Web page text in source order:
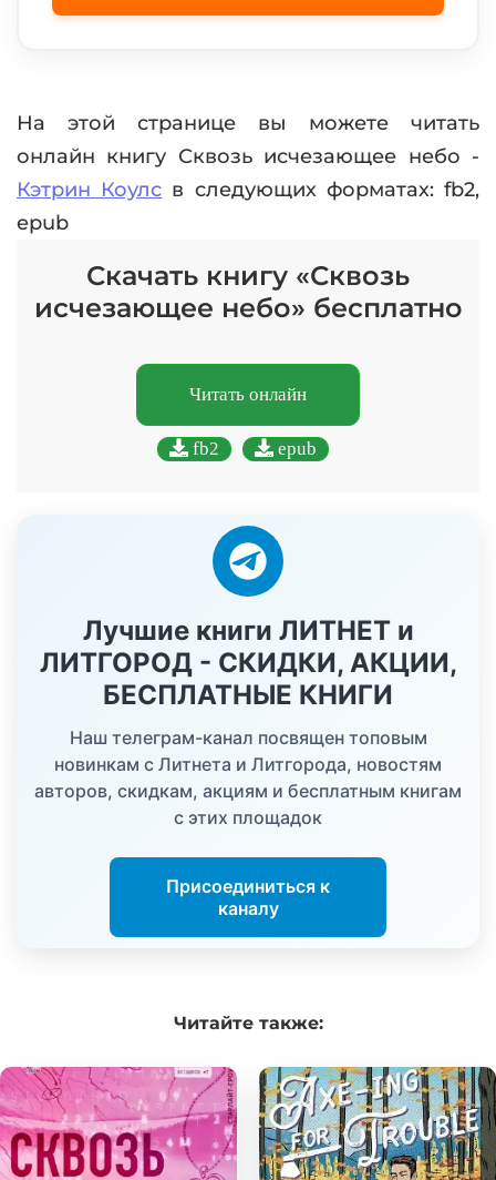
На этой странице вы можете читать
онлайн книгу Сквозь исчезающее небо -
Кэтрин Коулс в следующих форматах: fb2,
epub
Скачать книгу «Сквозь
исчезающее небо» бесплатно
Читать онлайн
fb2 epub
Лучшие книги ЛИТНЕТ и
ЛИТГОРОД - СКИДКИ, АКЦИИ,
БЕСПЛАТНЫЕ КНИГИ
Наш телеграм-канал посвящен топовым
новинкам с Литнета и Литгорода, новостям
авторов, скидкам, акциям и бесплатным книгам
с этих площадок
Присоединиться к
каналу
Читайтетакже: